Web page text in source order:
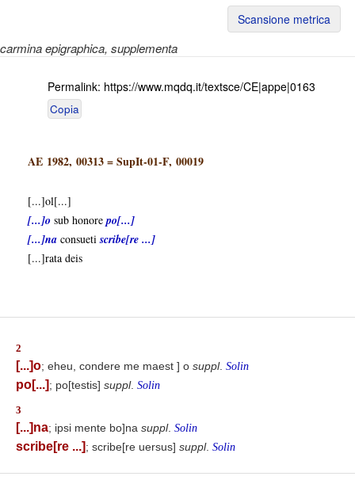
Scansione metrica
carmina epigraphica, supplementa
Permalink: https://www.mqdq.it/textsce/CE|appe|0163
Copia
AE 1982, 00313=SupIt-01-F, 00019
[...]ol[...]
[...]o sub honorepo[...]
[...]na consuetiscribe[re ...]
[...]rata deis
2
[...]o; eheu, condere me maest ] o suppl. Solin
po[...]; po[testis] suppl. Solin
3
[...]na; ipsi mente bo]na suppl. Solin
scribe[re ...]; scribe[re uersus] suppl. Solin